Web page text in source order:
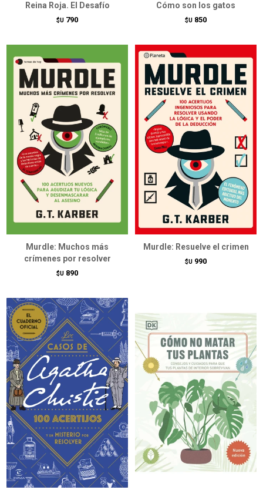
Reina Roja. El Desafío
$U 790
Cómo son los gatos
$U 850
Murdle: Muchos más
crímenes por resolver
$U 890
Murdle: Resuelve el crimen
$U 990